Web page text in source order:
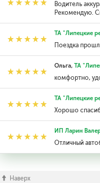
Водитель
Рекомендую.
ТА "Липецкие
Поездка
Ольга, ТА
комфортно,
ТА "Липецкие
Хорошо
ИП Ларин
Отличный
Наверх